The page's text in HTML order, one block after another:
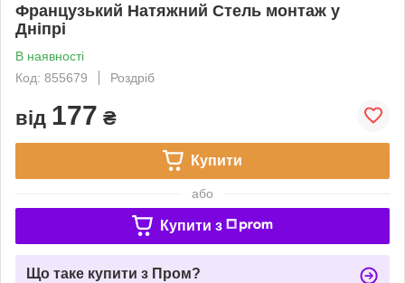
Французький Натяжний Стель монтаж у
Дніпрі
В наявності
Код: 855679
Роздріб
від 177 ₴
Купити
або
Купити з
Що таке купити з Пром?